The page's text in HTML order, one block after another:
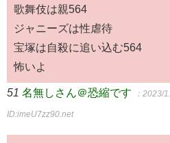
歌舞伎は親564
ジャニーズは性虐待
宝塚は自殺に追い込む564
怖いよ
51 名無しさん＠恐縮です ：2023/
ID:imeU7zz90.net